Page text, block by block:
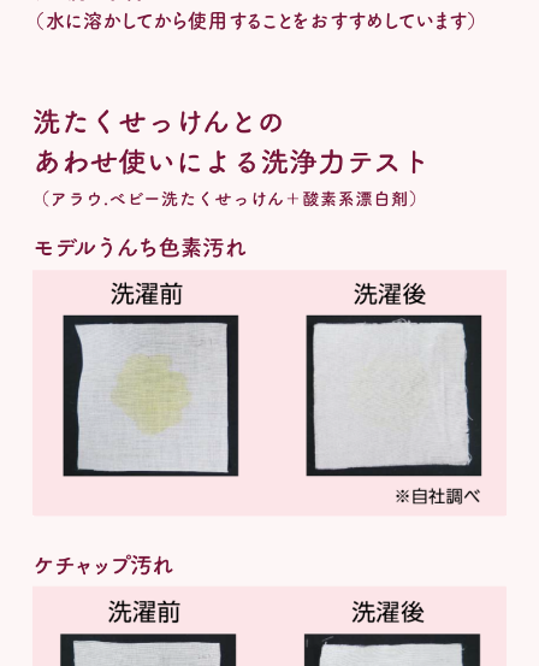
（水に溶かしてから使用することをおすすめしています）